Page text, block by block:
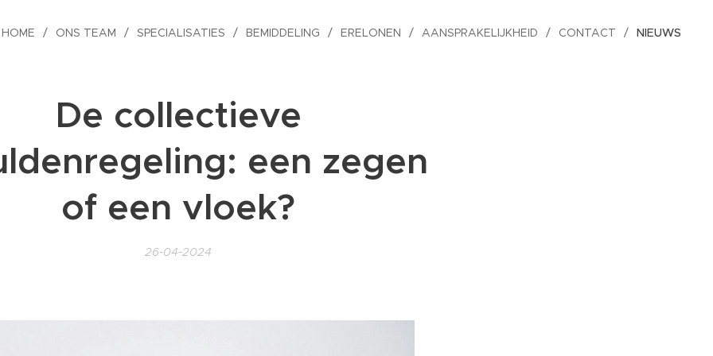
HOME ONS TEAM SPECIALISATIES BEMIDDELING ERELONEN AANSPRAKELIJKHEID CONTACT NIEUWS
De collectieve
een zegen
of een vloek?
26-04-2024